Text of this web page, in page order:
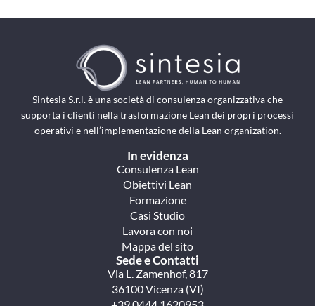
Sintesia S.r.l. è una società di consulenza organizzativa che
supporta i clienti nella trasformazione Lean dei propri processi
operativi e nell’implementazione della Lean organization.
In evidenza
Consulenza Lean
Obiettivi Lean
Formazione
Casi Studio
Lavora con noi
Mappa del sito
Sede e Contatti
Via L. Zamenhof, 817
36100 Vicenza (VI)